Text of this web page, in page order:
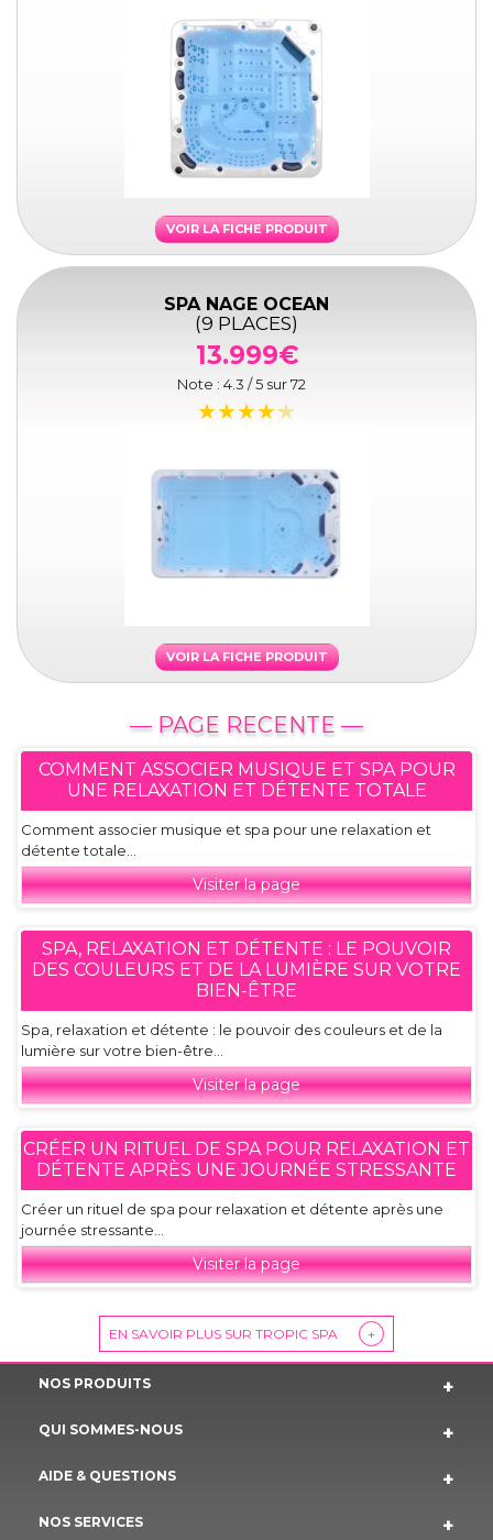
VOIR LA FICHE PRODUIT
SPA NAGE OCEAN
(9 PLACES)
13.999€
Note : 4.3 / 5 sur72
VOIR LA FICHE PRODUIT
— PAGE RECENTE —
COMMENT ASSOCIER MUSIQUE ET SPA POUR
UNE RELAXATION ET DÉTENTE TOTALE
Comment associer musique et spa pour une relaxation et
détente totale...
Visiter la page
SPA, RELAXATION ET DÉTENTE : LE POUVOIR
DES COULEURS ET DE LA LUMIÈRE SUR VOTRE
BIEN-ÊTRE
Spa, relaxation et détente : le pouvoir des couleurs et de la
lumière sur votre bien-être...
Visiter la page
CRÉER UN RITUEL DE SPA POUR RELAXATION ET
DÉTENTE APRÈS UNE JOURNÉE STRESSANTE
Créer un rituel de spa pour relaxation et détente après une
journée stressante...
Visiter la page
EN SAVOIR PLUS SUR TROPIC SPA +
NOS PRODUITS
QUI SOMMES-NOUS
AIDE & QUESTIONS
NOS SERVICES